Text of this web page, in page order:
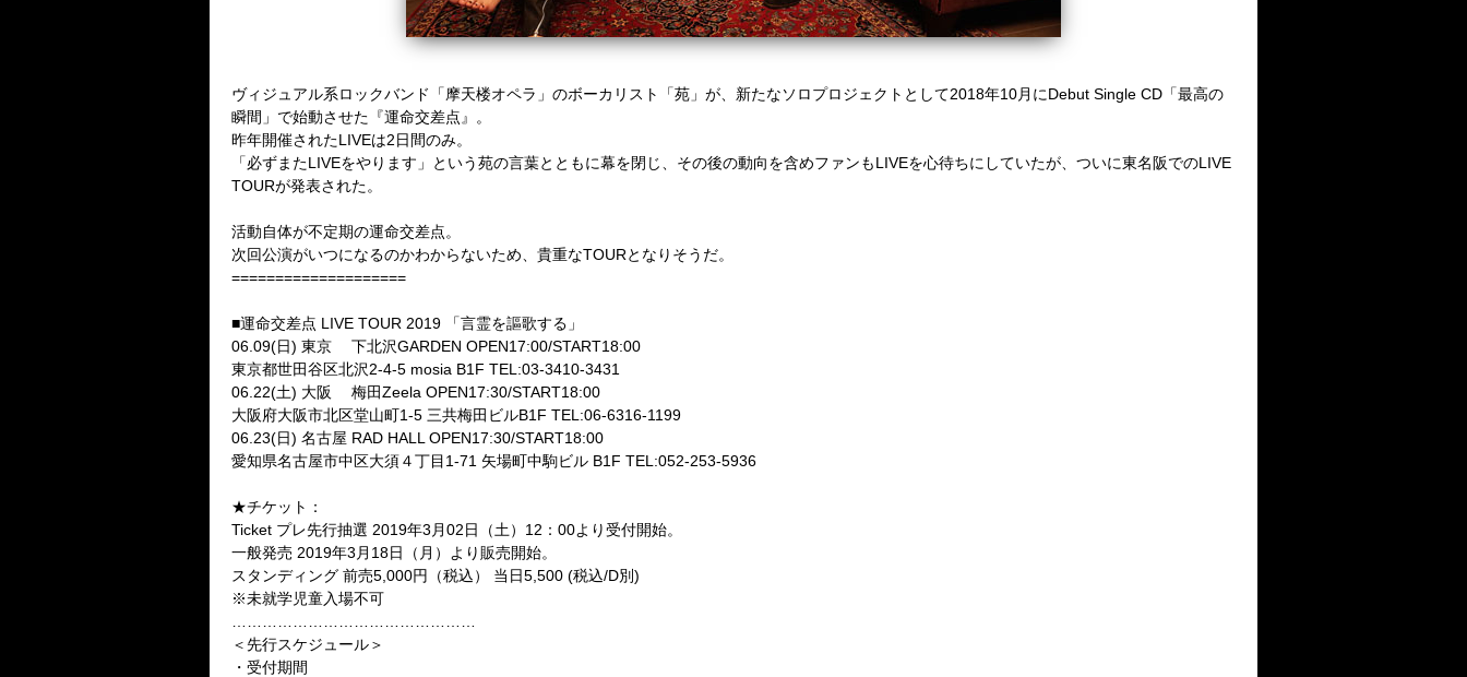
ヴィジュアル系ロックバンド「摩天楼オペラ」のボーカリスト「苑」が、新たなソロプロジェクトとして2018年10月にDebut Single CD「最高の
瞬間」で始動させた『運命交差点』。
昨年開催されたLIVEは2日間のみ。
「必ずまたLIVEをやります」という苑の言葉とともに幕を閉じ、その後の動向を含めファンもLIVEを心待ちにしていたが、ついに東名阪でのLIVE
TOURが発表された。
活動自体が不定期の運命交差点。
次回公演がいつになるのかわからないため、貴重なTOURとなりそうだ。
====================
■運命交差点 LIVE TOUR 2019 「言霊を謳歌する」
06.09(日) 東京 下北沢GARDEN OPEN17:00/START18:00
東京都世田谷区北沢2-4-5 mosia B1F TEL:03-3410-3431
06.22(土) 大阪 梅田Zeela OPEN17:30/START18:00
大阪府大阪市北区堂山町1-5 三共梅田ビルB1F TEL:06-6316-1199
06.23(日) 名古屋 RAD HALL OPEN17:30/START18:00
愛知県名古屋市中区大須４丁目1-71 矢場町中駒ビル B1F TEL:052-253-5936
★チケット：
Ticket プレ先行抽選 2019年3月02日（土）12：00より受付開始。
一般発売 2019年3月18日（月）より販売開始。
スタンディング 前売5,000円（税込） 当日5,500 (税込/D別)
※未就学児童入場不可
＜先行スケジュール＞
・受付期間